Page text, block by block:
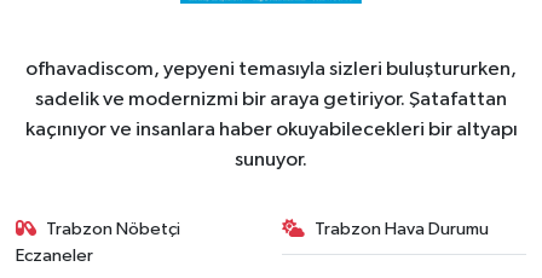
ofhavadiscom, yepyeni temasıyla sizleri buluştururken,
sadelik ve modernizmi bir araya getiriyor. Şatafattan
kaçınıyor ve insanlara haber okuyabilecekleri bir altyapı
sunuyor.
Trabzon Nöbetçi
Eczaneler
Trabzon Hava Durumu